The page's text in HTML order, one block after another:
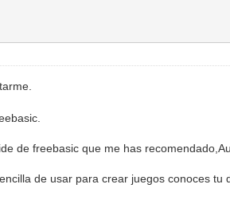
de freebasic que me has
de usar para crear juegos conoces tu